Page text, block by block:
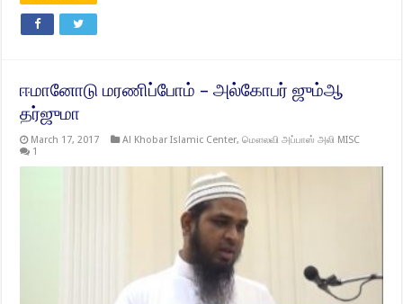
ஈமானோடு மரணிப்போம் – அல்கோபர் ஜும்ஆ
தர்ஜுமா
March 17, 2017 Al Khobar Islamic Center,மௌலவி அப்பாஸ் அலி MISC
1